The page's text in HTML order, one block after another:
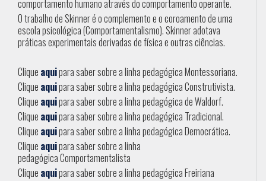
comportamento humano através do comportamento operante.
O trabalho de Skinner é o complemento e o coroamento de uma
escola psicológica (Comportamentalismo). Skinner adotava
práticas experimentais derivadas de física e outras ciências.
Clique aquipara saber sobre a linha pedagógica Montessoriana.
Clique aquipara saber sobre a linha pedagógica Construtivista.
Clique aquipara saber sobre a linha pedagógica de Waldorf.
Clique aquipara saber sobre a linha pedagógica Tradicional.
Clique aquipara saber sobre a linha pedagógica Democrática.
Clique aquipara saber sobre a linha
pedagógica Comportamentalista
Clique aquipara saber sobre a linha pedagógica Freiriana